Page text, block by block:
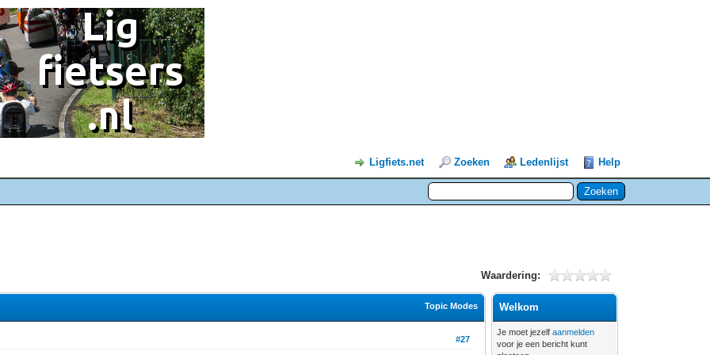
Ligfiets.net Zoeken Ledenlijst Help
Waardering:
Topic Modes
#27
Welkom
Je moet jezelfaanmelden
voor je een bericht kunt